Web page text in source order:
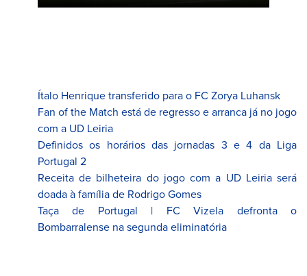
Ítalo Henrique transferido para o FC Zorya Luhansk
Fan of the Match está de regresso e arranca já no jogo
com a UD Leiria
Definidos os horários das jornadas 3 e 4 da Liga
Portugal 2
Receita de bilheteira do jogo com a UD Leiria será
doada à família de Rodrigo Gomes
Taça de Portugal | FC Vizela defronta o
Bombarralense na segunda eliminatória